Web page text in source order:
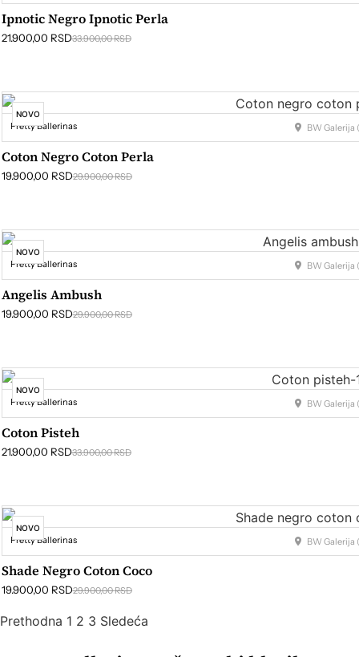
Ipnotic Negro Ipnotic Perla
33.900,00RSD
21.900,00 RSD
NOVO
Pretty Ballerinas BW Galerija
Coton Negro Coton Perla
29.900,00RSD
19.900,00 RSD
NOVO
Pretty Ballerinas BW Galerija
Angelis Ambush
29.900,00RSD
19.900,00 RSD
NOVO
Pretty Ballerinas BW Galerija
Coton Pisteh
33.900,00RSD
21.900,00 RSD
NOVO
Pretty Ballerinas BW Galerija
Shade Negro Coton Coco
29.900,00RSD
19.900,00 RSD
Prethodna 1 2 3 Sledeća